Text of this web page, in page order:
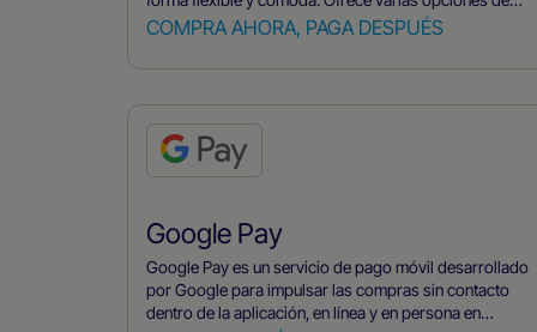
pago, como financiación de compras, planes de pago a
elección de la opción que más les convenga.
COMPRA AHORA, PAGA DESPUÉS
Google Pay
Google Pay es un servicio de pago móvil desarrollado
por Google para impulsar las compras sin contacto
dentro de la aplicación, en línea y en persona en